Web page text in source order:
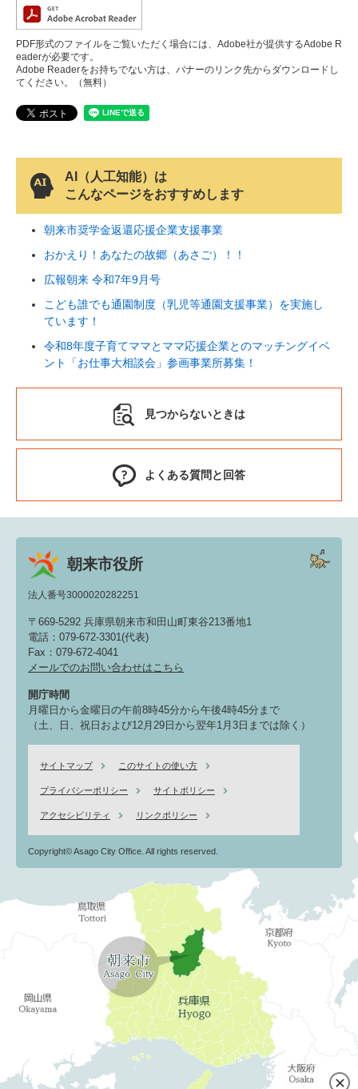
PDF形式のファイルをご覧いただく場合には、Adobe社が提供するAdobe R
eaderが必要です。
Adobe Readerをお持ちでない方は、バナーのリンク先からダウンロードし
てください。（無料）
AI（人工知能）は
こんなページをおすすめします
朝来市奨学金返還応援企業支援事業
おかえり！あなたの故郷（あさご）！！
広報朝来 令和7年9月号
こども誰でも通園制度（乳児等通園支援事業）を実施し
ています！
令和8年度子育てママとママ応援企業とのマッチングイベ
ント「お仕事大相談会」参画事業所募集！
見つからないときは
よくある質問と回答
朝来市役所
法人番号3000020282251
〒669-5292 兵庫県朝来市和田山町東谷213番地1
電話：079-672-3301(代表)
Fax：079-672-4041
メールでのお問い合わせはこちら
開庁時間
月曜日から金曜日の午前8時45分から午後4時45分まで
（土、日、祝日および12月29日から翌年1月3日までは除く）
サイトマップ このサイトの使い方
プライバシーポリシー サイトポリシー
アクセシビリティ リンクポリシー
Copyright© Asago City Office. All rights reserved.